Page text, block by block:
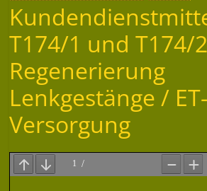
T174/1 und T174/
Regenerierung
Lenkgestänge / ET-
Versorgung